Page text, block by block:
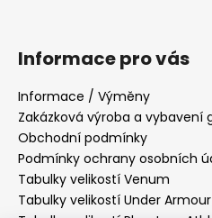
Informace pro vás
Informace / Výměny
Zakázková výroba a vybavení
Obchodní podmínky
Podmínky ochrany osobních
Tabulky velikostí Venum
Tabulky velikostí Under Armour